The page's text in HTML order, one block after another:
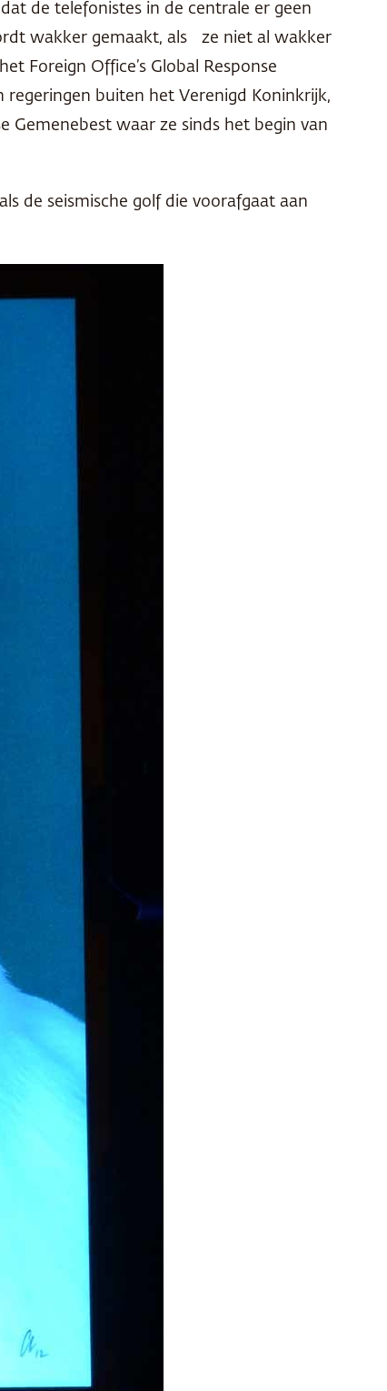
de telefonistes in de centrale er geen
wakker gemaakt, als ze niet al wakker
Foreign Office’s Global Response
buiten het Verenigd Koninkrijk,
Gemenebest waar ze sinds het begin van
de seismische golf die voorafgaat aan